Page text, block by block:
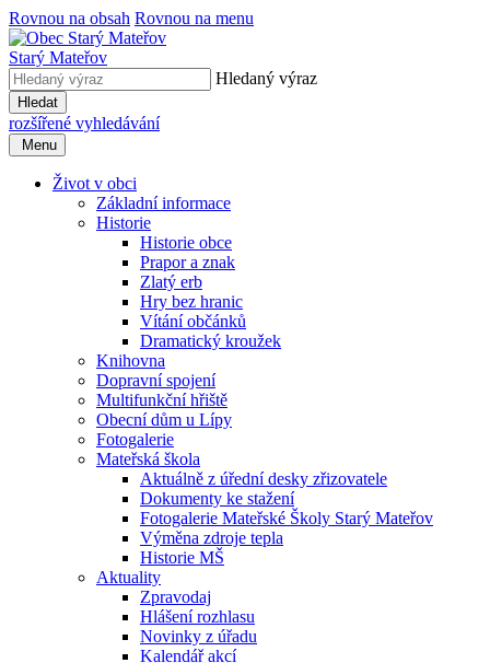
Rovnou na obsah Rovnou na menu
Starý Mateřov
Hledaný výraz
Hledat
rozšířené vyhledávání
Menu
Život v obci
Základní informace
Historie
Historie obce
Prapor a znak
Zlatý erb
Hry bez hranic
Vítání občánků
Dramatický kroužek
Knihovna
Dopravní spojení
Multifunkční hřiště
Obecní dům u Lípy
Fotogalerie
Mateřská škola
Aktuálně z úřední desky zřizovatele
Dokumenty ke stažení
Fotogalerie Mateřské Školy Starý Mateřov
Výměna zdroje tepla
Historie MŠ
Aktuality
Zpravodaj
Hlášení rozhlasu
Novinky z úřadu
Kalendář akcí